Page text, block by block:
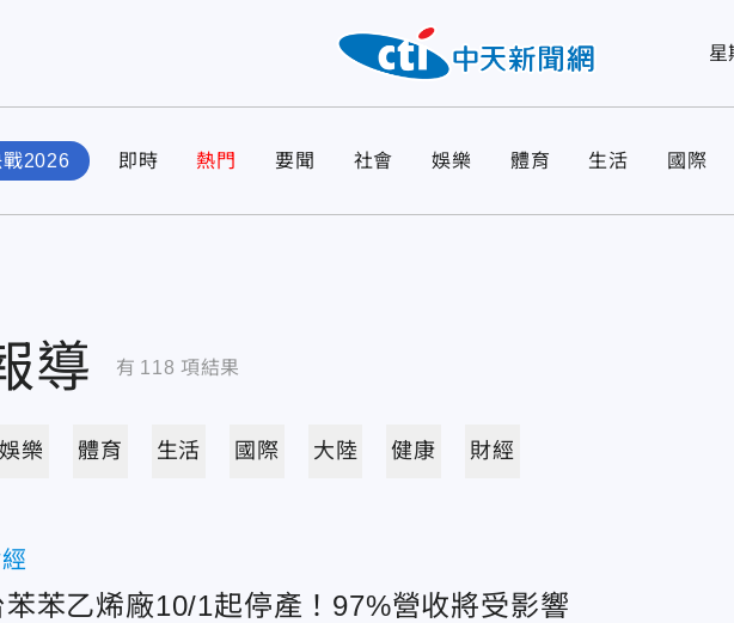
星
戰2026 即時 熱門 要聞 社會 娛樂 體育 生活 國際
導 有 118 項結果
娛樂 體育 生活 國際 大陸 健康 財經
苯苯乙烯廠10/1起停產！97%營收將受影響